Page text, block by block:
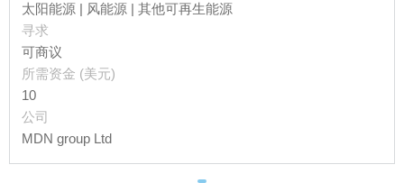
太阳能源 | 风能源 | 其他可再生能源
寻求
可商议
所需资金 (美元)
10
公司
MDN group Ltd